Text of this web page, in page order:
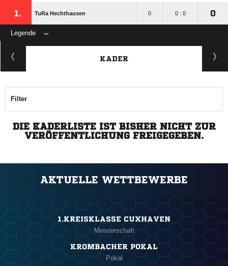
1. TuRa Hechthausen 0 0 : 0 0
Legende
KADER
Filter
DIE KADERLISTE IST BISHER NICHT ZUR
VERÖFFENTLICHUNG FREIGEGEBEN.
AKTUELLE WETTBEWERBE
1.KREISKLASSE CUXHAVEN
Meisterschaft
KROMBACHER POKAL
Pokal